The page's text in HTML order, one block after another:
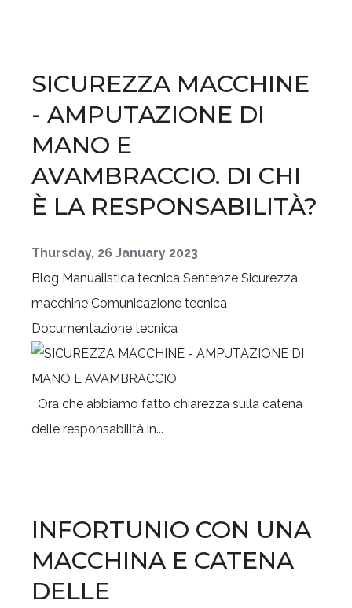
SICUREZZA MACCHINE
- AMPUTAZIONE DI
MANO E
AVAMBRACCIO. DI CHI
È LA RESPONSABILITÀ?
Thursday, 26 January 2023
Blog Manualistica tecnica Sentenze Sicurezza
macchine Comunicazione tecnica
Documentazione tecnica
Ora che abbiamo fatto chiarezza sulla catena
delle responsabilità in...
INFORTUNIO CON UNA
MACCHINA E CATENA
DELLE